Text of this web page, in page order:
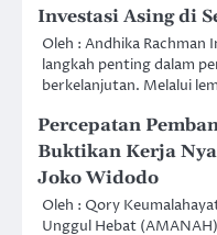
Investasi Asing di
Oleh : Andhika Rachman
langkah penting dalam
berkelanjutan. Melalui
Percepatan
Buktikan Kerja
Joko Widodo
Oleh : Qory
Unggul Hebat